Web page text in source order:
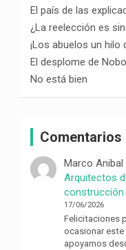
El país de las
¿La reelección es
¡Los abuelos un hilo
El desplome de
No está bien
Comentarios
Marco
Arquitectos
construcción
17/06/2026
Felicitaciones
ocasionar este
apoyamos